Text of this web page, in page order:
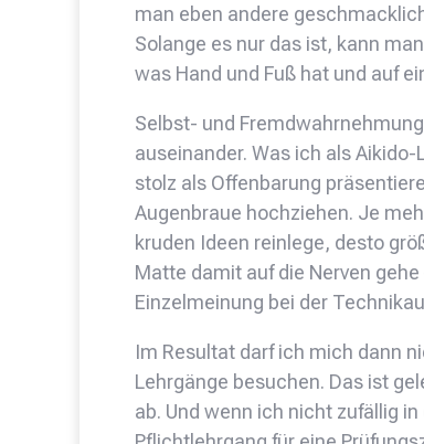
man eben andere
Solange es nur das ist, kann
was Hand und Fuß hat und auf
Selbst- und
auseinander. Was ich als
stolz als Offenbarung
Augenbraue hochziehen. Je
kruden Ideen reinlege, desto
Matte damit auf die Nerven
Einzelmeinung bei der
Im Resultat darf ich mich dann
Lehrgänge besuchen. Das ist
ab. Und wenn ich nicht zufällig